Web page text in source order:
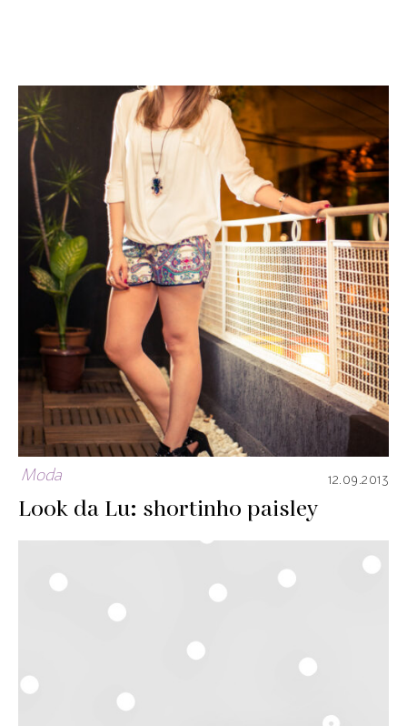
Moda 12.09.2013
Look da Lu: shortinho paisley